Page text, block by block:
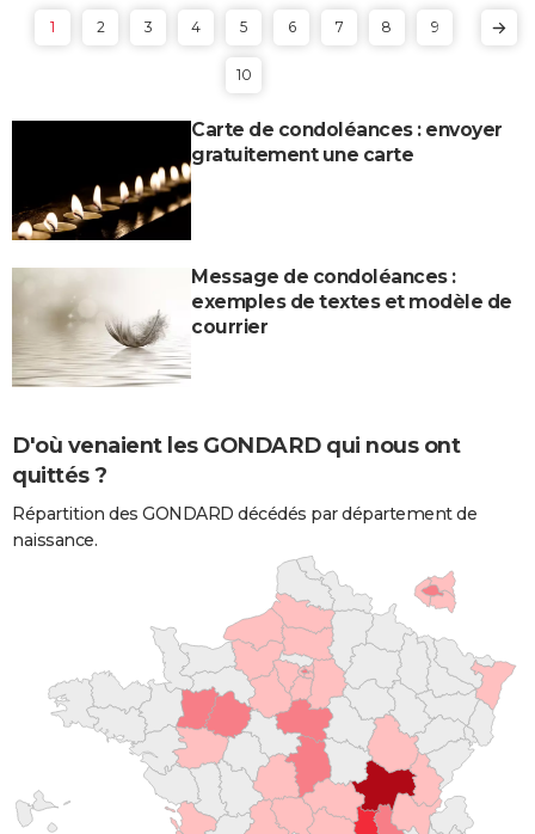
1 2 3 4 5 6 7 8 9
10
Carte de condoléances : envoyer
gratuitement une carte
Message de condoléances :
exemples de textes et modèle de
courrier
D'où venaient les GONDARD qui nous ont
quittés ?
Répartition des GONDARD décédés par département de
naissance.